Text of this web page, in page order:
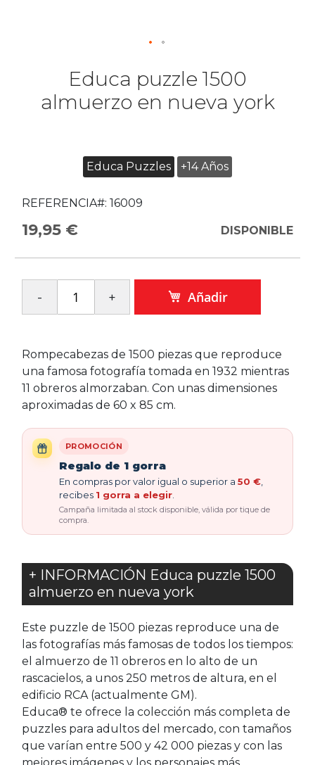
Educa puzzle 1500
almuerzo en nueva york
Educa Puzzles +14 Años
REFERENCIA#: 16009
19,95 € DISPONIBLE
Añadir
Rompecabezas de 1500 piezas que reproduce
una famosa fotografía tomada en 1932 mientras
11 obreros almorzaban. Con unas dimensiones
aproximadas de 60 x 85 cm.
PROMOCIÓN
Regalo de 1 gorra
En compras por valor igual o superior a 50 €
recibes 1 gorra a elegir
Campaña limitada al stock disponible, válida por tique de
compra.
+ INFORMACIÓN Educa puzzle 1500
almuerzo en nueva york
Este puzzle de 1500 piezas reproduce una de
las fotografías más famosas de todos los tiempos:
el almuerzo de 11 obreros en lo alto de un
rascacielos, a unos 250 metros de altura, en el
edificio RCA (actualmente GM).
Educa® te ofrece la colección más completa de
puzzles para adultos del mercado, con tamaños
que varían entre 500 y 42 000 piezas y con las